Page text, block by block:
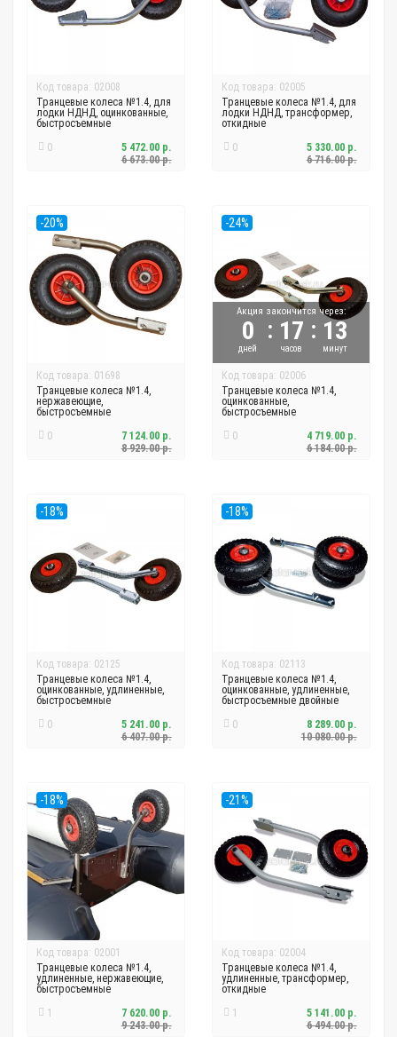
Код товара: 02008
Транцевые колеса №1.4, для
лодки НДНД, оцинкованные,
быстросъемные
0
6 673.00 р.
5 472.00 р.
Код товара: 02005
Транцевые колеса №1.4, для
лодки НДНД, трансформер,
откидные
0
6 716.00 р.
5 330.00 р.
-20%
Код товара: 01698
Транцевые колеса №1.4,
нержавеющие,
быстросъемные
0
8 929.00 р.
7 124.00 р.
-24%
Акция закончится через:
0
дней
: 17
часов
: 13
минут
Код товара: 02006
Транцевые колеса №1.4,
оцинкованные,
быстросъемные
0
6 184.00 р.
4 719.00 р.
-18%
Код товара: 02125
Транцевые колеса №1.4,
оцинкованные, удлиненные,
быстросъемные
0
6 407.00 р.
5 241.00 р.
-18%
Код товара: 02113
Транцевые колеса №1.4,
оцинкованные, удлиненные,
быстросъемные двойные
0
10 080.00 р.
8 289.00 р.
-18%
Код товара: 02001
Транцевые колеса №1.4,
удлиненные, нержавеющие,
быстросъемные
1
9 243.00 р.
7 620.00 р.
-21%
Код товара: 02004
Транцевые колеса №1.4,
удлиненные, трансформер,
откидные
1
6 494.00 р.
5 141.00 р.